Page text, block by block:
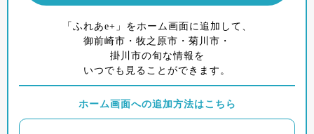
「ふれあe+」をホーム画面に追加して、
御前崎市・牧之原市・菊川市・
掛川市の旬な情報を
いつでも見ることができます。
ホーム画面への追加方法はこちら